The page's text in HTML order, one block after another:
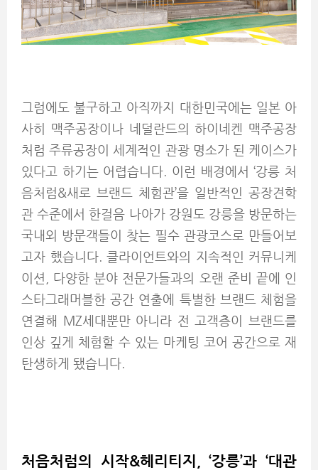
그럼에도 불구하고 아직까지 대한민국에는 일본 아
사히 맥주공장이나 네덜란드의 하이네켄 맥주공장
처럼 주류공장이 세계적인 관광 명소가 된 케이스가
있다고 하기는 어렵습니다. 이런 배경에서 ‘강릉 처
음처럼&새로 브랜드 체험관’을 일반적인 공장견학
관 수준에서 한걸음 나아가 강원도 강릉을 방문하는
국내외 방문객들이 찾는 필수 관광코스로 만들어보
고자 했습니다. 클라이언트와의 지속적인 커뮤니케
이션, 다양한 분야 전문가들과의 오랜 준비 끝에 인
스타그래머블한 공간 연출에 특별한 브랜드 체험을
연결해 MZ세대뿐만 아니라 전 고객층이 브랜드를
인상 깊게 체험할 수 있는 마케팅 코어 공간으로 재
탄생하게 됐습니다.
처음처럼의 시작&헤리티지, ‘강릉’과 ‘대관